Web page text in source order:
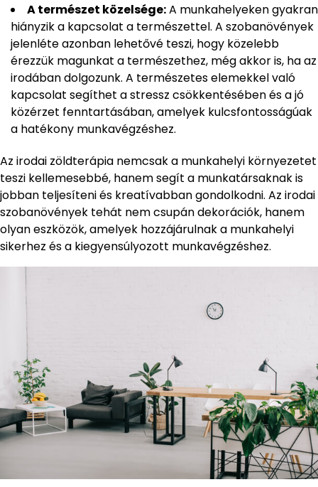
A természet közelsége:A munkahelyeken gyakran
hiányzik a kapcsolat a természettel. A szobanövények
jelenléte azonban lehetővé teszi, hogy közelebb
érezzük magunkat a természethez, még akkor is, ha az
irodában dolgozunk. A természetes elemekkel való
kapcsolat segíthet a stressz csökkentésében és a jó
közérzet fenntartásában, amelyek kulcsfontosságúak
a hatékony munkavégzéshez.
Az irodai zöldterápia nemcsak a munkahelyi környezetet
teszi kellemesebbé, hanem segít a munkatársaknak is
jobban teljesíteni és kreatívabban gondolkodni. Az irodai
szobanövények tehát nem csupán dekorációk, hanem
olyan eszközök, amelyek hozzájárulnak a munkahelyi
sikerhez és a kiegyensúlyozott munkavégzéshez.